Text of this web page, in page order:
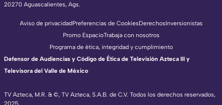
20270 Aguascalientes, Ags.
TV Azteca, M.R. & ©, TV Azteca, S.A.B. de C.V. Todos los derechos reservados,
2025.
Aviso de privacidadPreferencias de CookiesDerechosInversionistas
Promo EspacioTrabaja con nosotros
Programa de ética, integridad y cumplimiento
Defensor de Audiencias y Código de Ética de Televisión Azteca III y
Televisora del Valle de México